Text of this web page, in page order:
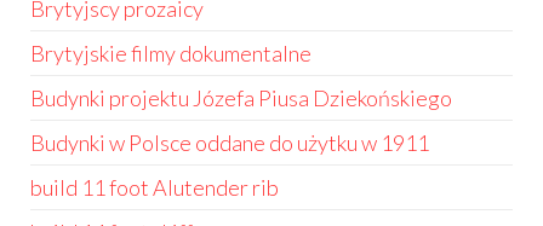
Brytyjscy prozaicy
Brytyjskie filmy dokumentalne
Budynki projektu Józefa Piusa Dziekońskiego
Budynki w Polsce oddane do użytku w 1911
build 11 foot Alutender rib